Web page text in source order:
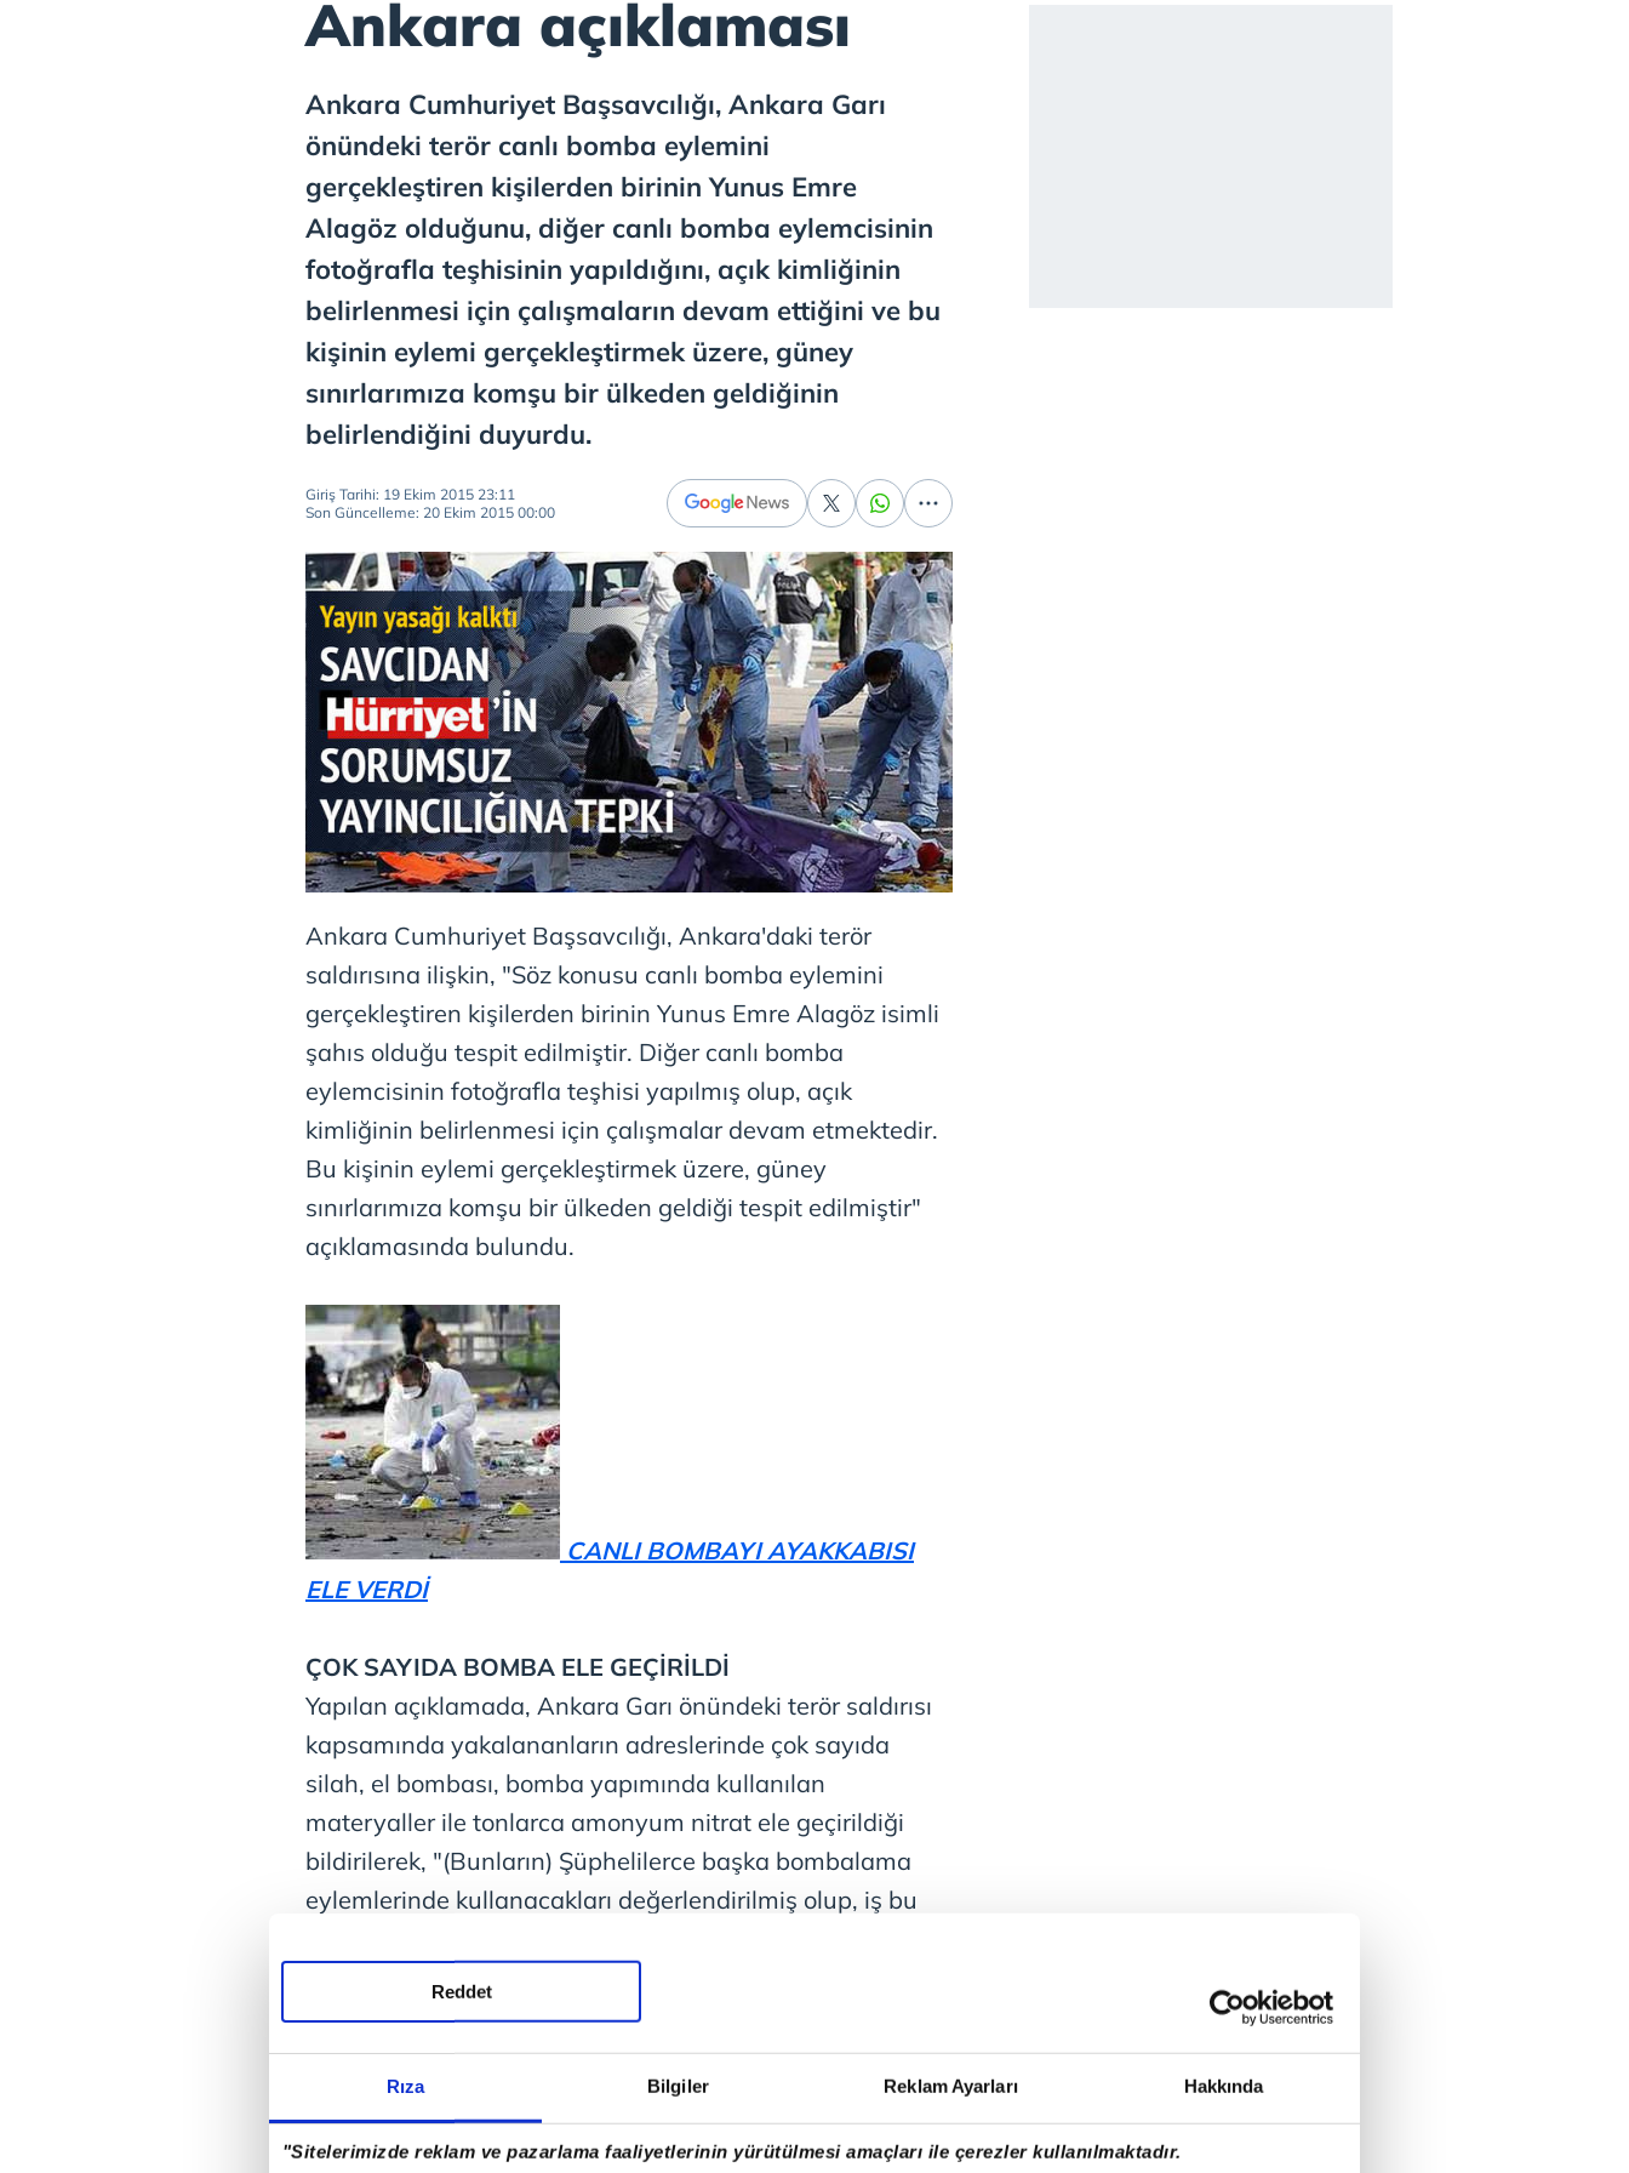
Rıza Bilgiler Reklam Ayarları Hakkında
"Sitelerimizde reklam ve pazarlama faaliyetlerinin yürütülmesi amaçları ile çerezler kullanılmaktadır.
Reddet
Ankara açıklaması
Ankara Cumhuriyet Başsavcılığı, Ankara Garı
önündeki terör canlı bomba eylemini
gerçekleştiren kişilerden birinin Yunus Emre
Alagöz olduğunu, diğer canlı bomba eylemcisinin
fotoğrafla teşhisinin yapıldığını, açık kimliğinin
belirlenmesi için çalışmaların devam ettiğini ve bu
kişinin eylemi gerçekleştirmek üzere, güney
sınırlarımıza komşu bir ülkeden geldiğinin
belirlendiğini duyurdu.
Giriş Tarihi: 19 Ekim 2015 23:11
Son Güncelleme: 20 Ekim 2015 00:00
Ankara Cumhuriyet Başsavcılığı, Ankara'daki terör
saldırısına ilişkin, "Söz konusu canlı bomba eylemini
gerçekleştiren kişilerden birinin Yunus Emre Alagöz isimli
şahıs olduğu tespit edilmiştir. Diğer canlı bomba
eylemcisinin fotoğrafla teşhisi yapılmış olup, açık
kimliğinin belirlenmesi için çalışmalar devam etmektedir.
Bu kişinin eylemi gerçekleştirmek üzere, güney
sınırlarımıza komşu bir ülkeden geldiği tespit edilmiştir"
açıklamasında bulundu.
CANLI BOMBAYI AYAKKABISI
ELE VERDİ
ÇOK SAYIDA BOMBA ELE GEÇİRİLDİ
Yapılan açıklamada, Ankara Garı önündeki terör saldırısı
kapsamında yakalananların adreslerinde çok sayıda
silah, el bombası, bomba yapımında kullanılan
materyaller ile tonlarca amonyum nitrat ele geçirildiği
bildirilerek, "(Bunların) Şüphelilerce başka bombalama
eylemlerinde kullanacakları değerlendirilmiş olup, iş bu
kişilerin gelecekte planladıkları muhtemel eylemlerin de
önüne geçildiği düşünülmüştür" denildi.
HDP'YE İMAJ ÇALIŞMASI 'HÜRRİYET'İ